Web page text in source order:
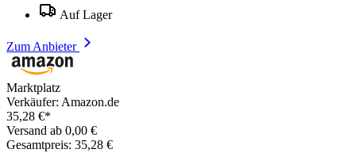
Auf Lager
Zum Anbieter
Marktplatz
Verkäufer: Amazon.de
35,28 €*
Versand ab 0,00 €
Gesamtpreis: 35,28 €